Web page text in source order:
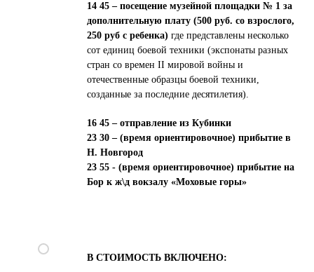
14 45 – посещение музейной площадки № 1 за
дополнительную плату (500 руб. со взрослого,
250 руб с ребенка) где представлены несколько
сот единиц боевой техники (экспонаты разных
стран со времен II мировой войны и
отечественные образцы боевой техники,
созданные за последние десятилетия).
16 45 – отправление из Кубинки
23 30 – (время ориентировочное) прибытие в
Н. Новгород
23 55 - (время ориентировочное) прибытие на
Бор к ж\д вокзалу «Моховые горы»
В СТОИМОСТЬ ВКЛЮЧЕНО:
Пользовательское соглашение